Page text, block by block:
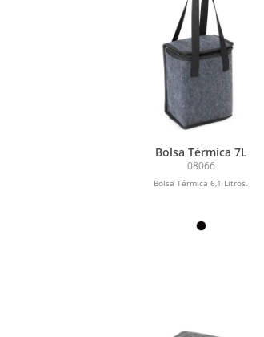
Bolsa Térmica 7L
08066
Bolsa Térmica 6,1 Litros.